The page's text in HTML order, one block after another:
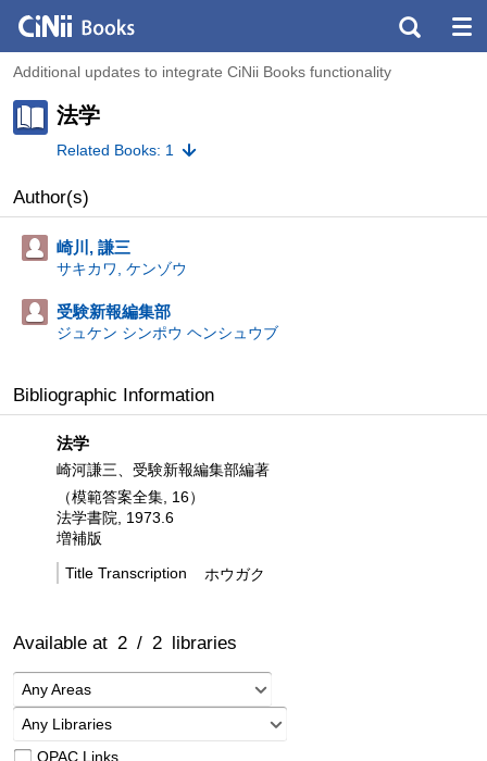
Additional updates to integrate CiNii Books functionality
法学
Related Books: 1
Author(s)
崎川, 謙三
サキカワ, ケンゾウ
受験新報編集部
ジュケン シンポウ ヘンシュウブ
Bibliographic Information
法学
崎河謙三、受験新報編集部編著
（模範答案全集, 16）
法学書院, 1973.6
増補版
Title Transcription
ホウガク
Available at 2 / 2 libraries
Any Areas
Any Libraries
OPAC Links